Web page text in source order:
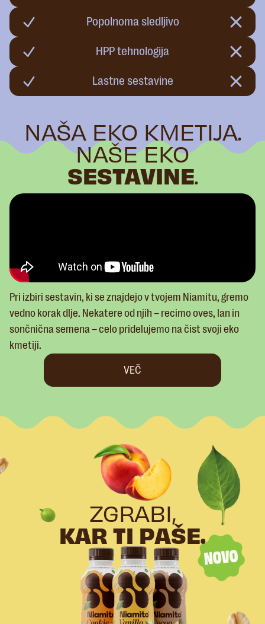
Popolnoma sledljivo
HPP tehnologija
Lastne sestavine
NAŠA EKO KMETIJA.
NAŠE EKO
SESTAVINE.
Pri izbiri sestavin, ki se znajdejo v tvojem Niamitu, gremo
vedno korak dlje. Nekatere od njih – recimo oves, lan in
sončnična semena – celo pridelujemo na čist svoji eko
kmetiji.
VEČ
ZGRABI,
KAR TI PAŠE.